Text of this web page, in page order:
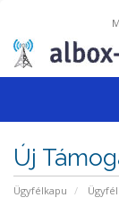
Új
Ügyfélkapu